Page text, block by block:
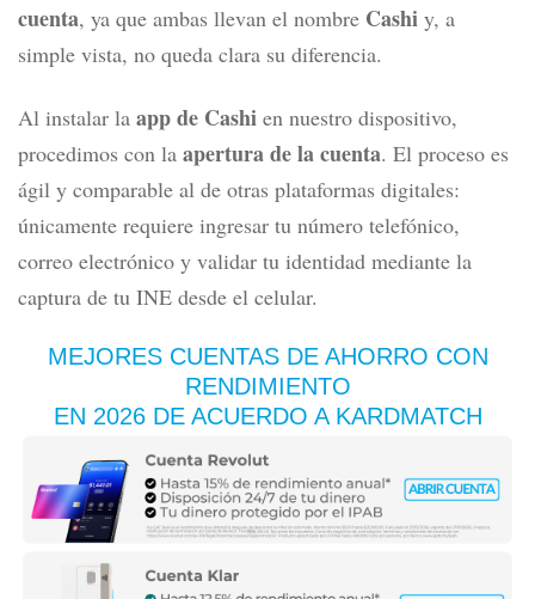
cuenta, ya que ambas llevan el nombre Cashi y, a
simple vista, no queda clara su diferencia.
Al instalar la app de Cashi en nuestro dispositivo,
procedimos con la apertura de la cuenta. El proceso es
ágil y comparable al de otras plataformas digitales:
únicamente requiere ingresar tu número telefónico,
correo electrónico y validar tu identidad mediante la
captura de tu INE desde el celular.
MEJORES CUENTAS DE AHORRO CON
RENDIMIENTO
EN 2026 DE ACUERDO A KARDMATCH